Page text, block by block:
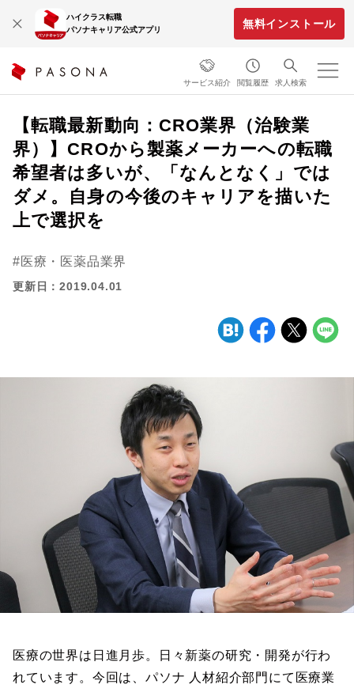
ハイクラス転職
パソナキャリア公式アプリ
無料インストール
サービス紹介 閲覧履歴 求人検索
【転職最新動向：CRO業界（治験業
界）】CROから製薬メーカーへの転職
希望者は多いが、「なんとなく」では
ダメ。自身の今後のキャリアを描いた
上で選択を
医療・医薬品業界
更新日：2019.04.01
医療の世界は日進月歩。日々新薬の研究・開発が行わ
れています。今回は、パソナ 人材紹介部門にて医療業